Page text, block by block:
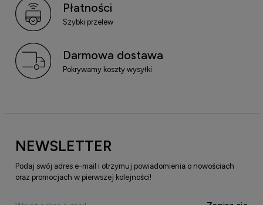
Płatności
Szybki przelew
Darmowa dostawa
Pokrywamy koszty wysyłki
NEWSLETTER
Podaj swój adres e-mail i otrzymuj powiadomienia o nowościach
oraz promocjach w pierwszej kolejności!